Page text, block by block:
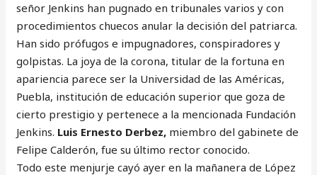
señor Jenkins han pugnado en tribunales varios y con
procedimientos chuecos anular la decisión del patriarca.
Han sido prófugos e impugnadores, conspiradores y
golpistas. La joya de la corona, titular de la fortuna en
apariencia parece ser la Universidad de las Américas,
Puebla, institución de educación superior que goza de
cierto prestigio y pertenece a la mencionada Fundación
Jenkins. Luis Ernesto Derbez, miembro del gabinete de
Felipe Calderón, fue su último rector conocido.
Todo este menjurje cayó ayer en la mañanera de López